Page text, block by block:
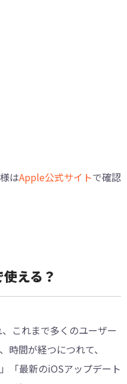
はApple公式サイトで確認
える？
これまで多くのユーザー
時間が経つにつれて、
「最新のiOSアップデート